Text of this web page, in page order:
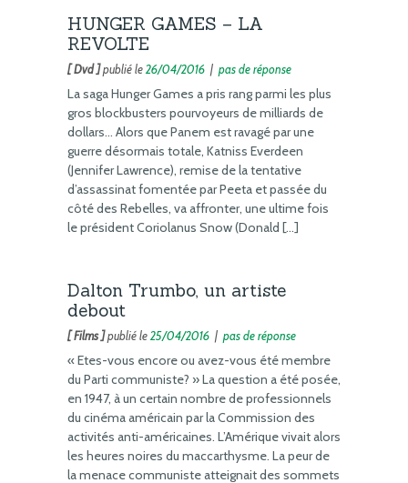
HUNGER GAMES – LA
REVOLTE
[ Dvd ]publié le26/04/2016 | pas de réponse
La saga Hunger Games a pris rang parmi les plus
gros blockbusters pourvoyeurs de milliards de
dollars… Alors que Panem est ravagé par une
guerre désormais totale, Katniss Everdeen
(Jennifer Lawrence), remise de la tentative
d’assassinat fomentée par Peeta et passée du
côté des Rebelles, va affronter, une ultime fois
le président Coriolanus Snow (Donald […]
Dalton Trumbo, un artiste
debout
[ Films ]publié le25/04/2016 | pas de réponse
« Etes-vous encore ou avez-vous été membre
du Parti communiste? » La question a été posée,
en 1947, à un certain nombre de professionnels
du cinéma américain par la Commission des
activités anti-américaines. L’Amérique vivait alors
les heures noires du maccarthysme. La peur de
la menace communiste atteignait des sommets